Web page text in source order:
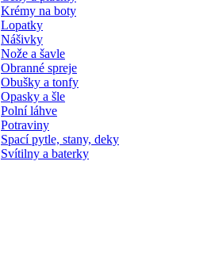
Krémy na boty
Lopatky
Nášivky
Nože a šavle
Obranné spreje
Obušky a tonfy
Opasky a šle
Polní láhve
Potraviny
Spací pytle, stany, deky
Svítilny a baterky